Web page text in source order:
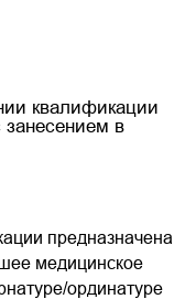
квалификации
занесением в
предназначена
медицинское
ординатуре